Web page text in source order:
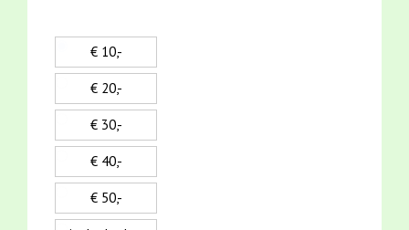
€ 10,-
€ 20,-
€ 30,-
€ 40,-
€ 50,-